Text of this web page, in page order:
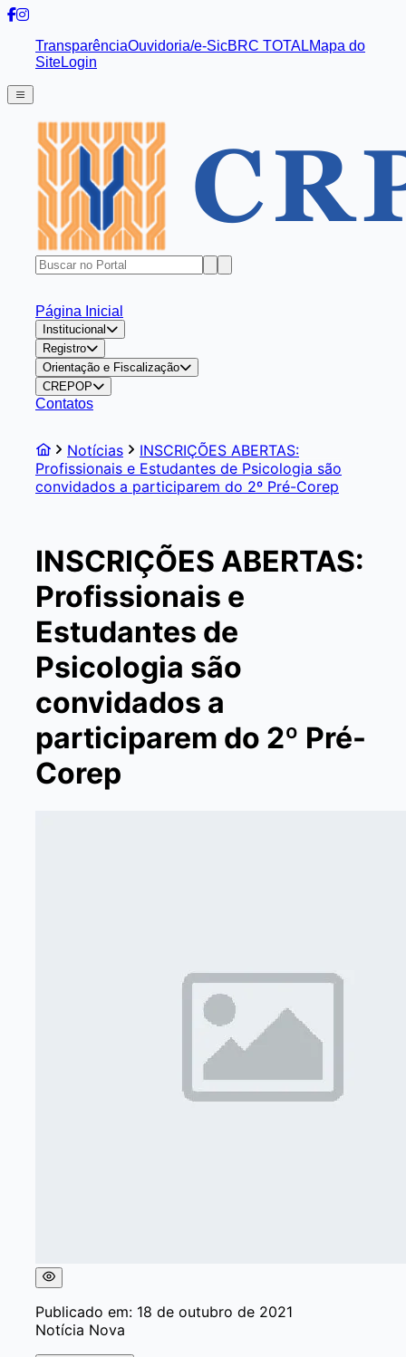
TransparênciaOuvidoria/e-SicBRC TOTALMapa do
SiteLogin
Página Inicial
Institucional
Registro
Orientação e Fiscalização
CREPOP
Contatos
Notícias
INSCRIÇÕES ABERTAS:
Profissionais e Estudantes de Psicologia são
convidados a participarem do 2º Pré-Corep
INSCRIÇÕES ABERTAS:
Profissionais e
Estudantes de
Psicologia são
convidados a
participarem do 2º Pré-
Corep
Publicado em: 18 de outubro de 2021
Notícia Nova